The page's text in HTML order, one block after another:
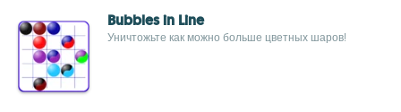
Bubbles in Line
Уничтожьте как можно больше цветных шаров!